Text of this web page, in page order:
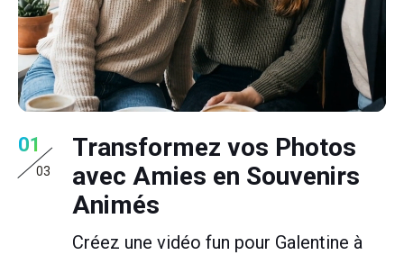
01
03
Transformez vos Photos
avec Amies en Souvenirs
Animés
Créez une vidéo fun pour Galentine à